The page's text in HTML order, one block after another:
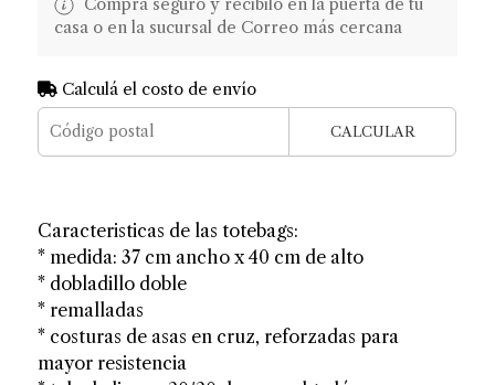
Compra seguro y recibilo en la puerta de tu
casa o en la sucursal de Correo más cercana
Calculá el costo de envío
CALCULAR
Caracteristicas de las totebags:
* medida: 37 cm ancho x 40 cm de alto
* dobladillo doble
* remalladas
* costuras de asas en cruz, reforzadas para
mayor resistencia